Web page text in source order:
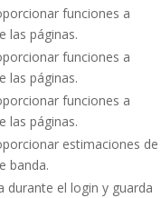
funciones a
las páginas.
funciones a
las páginas.
funciones a
las páginas.
estimaciones de
banda.
durante el login y guarda